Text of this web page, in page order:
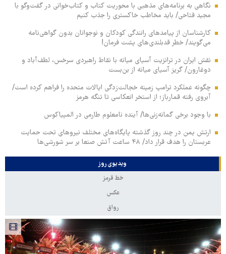
نگاهی به برنامه‌های مذهبی با محوریت کتاب و کتاب‌خوانی در گفت‌وگو با
مجید فتاحی/ باید مخاطب خاکستری را جذب کنیم
کارشناسان از پیامدهای رانندگی کودکان و نوجوانان بدون گواهی‌نامه
می‌گویند/ خطر قدبلندی‌های پشت فرمان!
نقش ایران در ترانزیت آسیای میانه با نقاط راهبردی سرخس، لطف‌آباد و
دوغارون/ گریز آسیای میانه از بن‌بست
چگونه عملکرد ترامپ زمینه خجالت‌زدگی ایالات متحده را فراهم کرده است/
آبروی رفته قمارباز؛ از استخر انعکاسی تا تنگه هرمز
با وجود برخی گمانه‌زنی‌ها/ آینده نامعلوم طارمی در المپیاکوس
ارتش یمن در چند روز گذشته پایگاه‌های مختلف نیروهای تحت حمایت
عربستان را هدف قرار داد/ ۴۸ ساعت آتش صنعا بر سر شورشی‌ها
ویدیوی روز
خط قرمز
عکس
رواق